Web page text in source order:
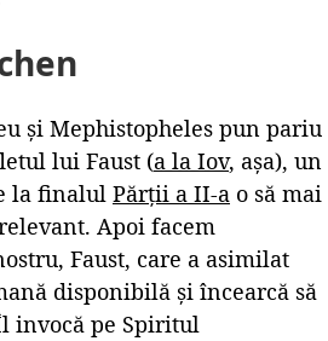
și Mephistopheles pun pariu
lui Faust (a la Iov, așa), un
la finalul Părții a II-a o să mai
Apoi facem
Faust, care a asimilat
disponibilă și încearcă să
invocă pe Spiritul